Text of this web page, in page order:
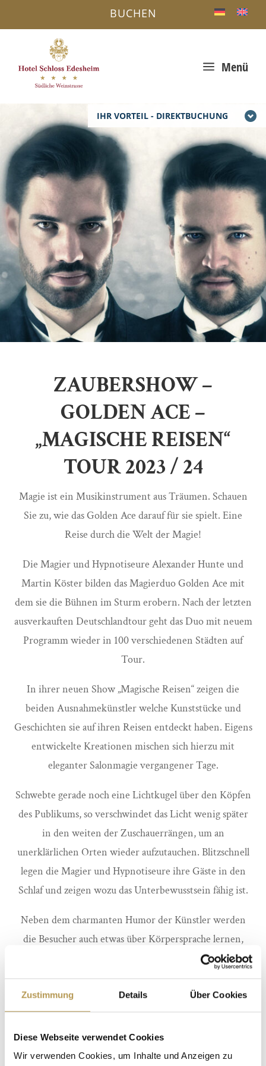
Zustimmung Details Über Cookies
Diese Webseite verwendet Cookies
Wir verwenden Cookies, um Inhalte und Anzeigen zu
IHR VORTEIL - DIREKTBUCHUNG
a Menü
BUCHEN
ZAUBERSHOW –
GOLDEN ACE –
„MAGISCHE REISEN“
TOUR 2023 / 24​
Magie ist ein Musikinstrument aus Träumen. Schauen
Sie zu, wie das Golden Ace darauf für sie spielt. Eine
Reise durch die Welt der Magie!
Die Magier und Hypnotiseure Alexander Hunte und
Martin Köster bilden das Magierduo Golden Ace mit
dem sie die Bühnen im Sturm erobern. Nach der letzten
ausverkauften Deutschlandtour geht das Duo mit neuem
Programm wieder in 100 verschiedenen Städten auf
Tour.
In ihrer neuen Show „Magische Reisen“ zeigen die
beiden Ausnahmekünstler welche Kunststücke und
Geschichten sie auf ihren Reisen entdeckt haben. Eigens
entwickelte Kreationen mischen sich hierzu mit
eleganter Salonmagie vergangener Tage.
Schwebte gerade noch eine Lichtkugel über den Köpfen
des Publikums, so verschwindet das Licht wenig später
in den weiten der Zuschauerrängen, um an
unerklärlichen Orten wieder aufzutauchen. Blitzschnell
legen die Magier und Hypnotiseure ihre Gäste in den
Schlaf und zeigen wozu das Unterbewusstsein fähig ist.
Neben dem charmanten Humor der Künstler werden
die Besucher auch etwas über Körpersprache lernen,
wenn das Duo die Gedanken ihrer Gäste liest und ihnen
spielend leicht Informationen entlockt. Wer
aufmerksam zuhört wird auch das eine oder andere
Geheimnis der Körpersprachenanalyse in seinem Alltag
nutzen können.